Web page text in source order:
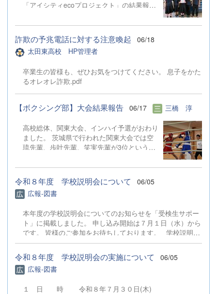
の感想（一部抜粋）】 今回の太東探究学で
対して自分たちが考えていた視野がとても広
がりました。お金の面、建設面、衛生面だっ
たりと様々なためになる情報を、専門家の方
から意...
画である「仮装での参加」 にはたくさんの
た。 最後には、 次回(R9年6月26日)幹事長
の11期生に 青藍同窓会旗が渡され、 次回は
300人での開催を目指します！と宣言されま
した。 次回も皆様のご参加をお待ちしてお
「アイシティecoプロジェクト」の結果報告
することができました。空ケースの売却代金
は、ふたたび視力を取り戻そうと願われる
方々のために、全額が日本アイバンクに寄付
されます。 今回、部員全員で朝の呼びかけ
た。ご協力ありがとうございました。
詐欺の予兆電話に対する注意喚起
06/18
太田東高校 HP管理者
卒業生の皆様も、ぜひお気をつけてください。 息子をかた
るオレオレ詐欺.pdf
【ボクシング部】大会結果報告 06/17 三橋 淳
高校総体、関東大会、インハイ予選がおわり
ました。 茨城県で行われた関東大会では空
琉先輩、歩叶先輩、笑実先輩が3位という結
勝ち進み8月に京都で行われるインターハイ
に出場することが決まりました。 はじめて
真近でみるボクシングは想像よりも迫力のあ
るものでした。入部するまで関わることがな
ルなどを少しずつ理解できるようになってい
ることがとても嬉しいです。 また、インハ
イ予選の日は今まで部活を支えてくれていた
3年生の最後の大会でした。 4月から6月の2
ヶ月間で、大会が次々と行われ、忙しい期間
となりましたが、その分多くのことを教えて
頂きました。マネージャーさんは3年生1人
令和８年度 学校説明会について
06/05
広報-図書
本年度の学校説明会についてのお知らせを「受検生サポー
ト」に掲載しました。 申し込み開始は７月１日（水）から
です。 皆様のご参加をお待ちしております。 学校説明会
について
令和８年度 学校説明会の実施について
06/05
広報-図書
１ 日 時 令和８年７月３０日(木)